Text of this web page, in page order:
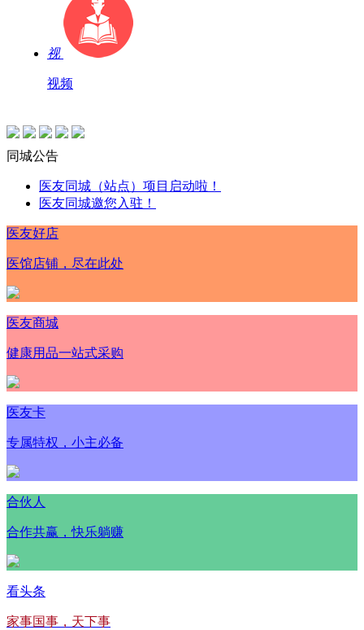
视
视频
同城公告
医友同城（站点）项目启动啦！
医友同城邀您入驻！
医友好店
医馆店铺，尽在此处
医友商城
健康用品一站式采购
医友卡
专属特权，小主必备
合伙人
合作共赢，快乐躺赚
看头条
家事国事，天下事